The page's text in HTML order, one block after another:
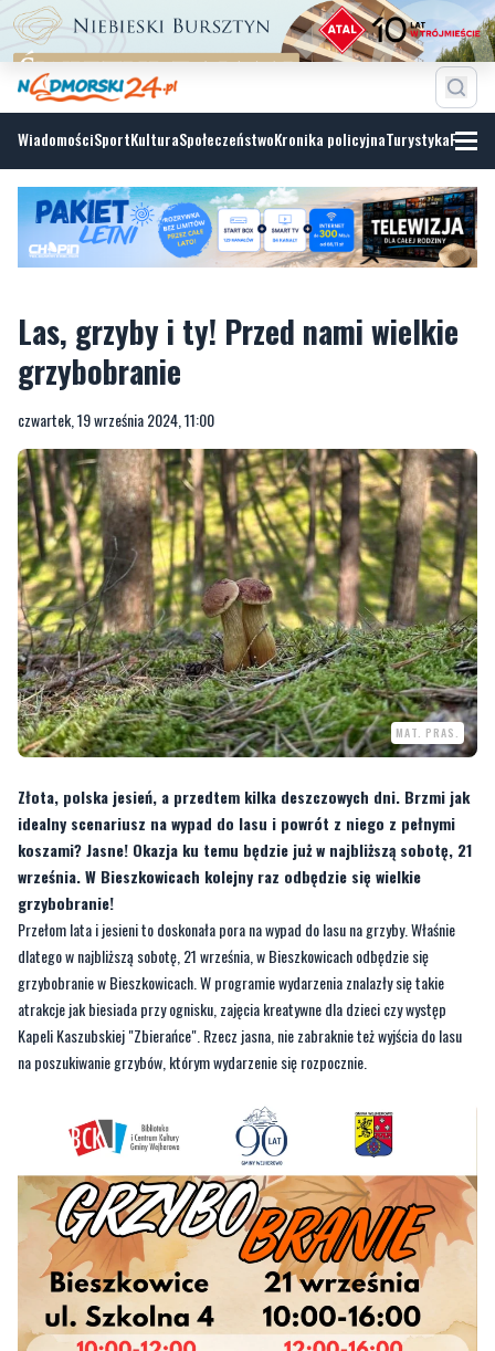
WiadomościSportKulturaSpołeczeństwoKronika policyjnaTurystyka
Las, grzyby i ty! Przed nami wielkie
grzybobranie
czwartek, 19 września 2024, 11:00
MAT. PRAS.
Złota, polska jesień, a przedtem kilka deszczowych dni. Brzmi jak
idealny scenariusz na wypad do lasu i powrót z niego z pełnymi
koszami? Jasne! Okazja ku temu będzie już w najbliższą sobotę, 21
września. W Bieszkowicach kolejny raz odbędzie się wielkie
grzybobranie!
Przełom lata i jesieni to doskonała pora na wypad do lasu na grzyby. Właśnie
dlatego w najbliższą sobotę, 21 września, w Bieszkowicach odbędzie się
grzybobranie w Bieszkowicach. W programie wydarzenia znalazły się takie
atrakcje jak biesiada przy ognisku, zajęcia kreatywne dla dzieci czy występ
Kapeli Kaszubskiej "Zbierańce". Rzecz jasna, nie zabraknie też wyjścia do lasu
na poszukiwanie grzybów, którym wydarzenie się rozpocznie.